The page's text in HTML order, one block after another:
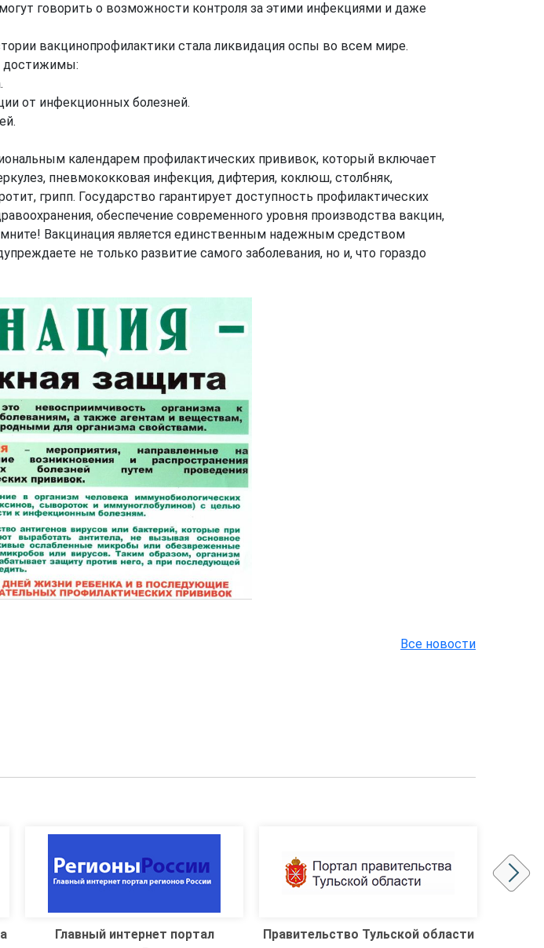
говорить о возможности контроля за этими инфекциями и даже
вакцинопрофилактики стала ликвидация оспы во всем мире.
достижимы:
от инфекционных болезней.
календарем профилактических прививок, который включает
пневмококковая инфекция, дифтерия, коклюш, столбняк,
грипп. Государство гарантирует доступность профилактических
обеспечение современного уровня производства вакцин,
Вакцинация является единственным надежным средством
не только развитие самого заболевания, но и, что гораздо
Все новости
Правительство Тульской области Работа в России